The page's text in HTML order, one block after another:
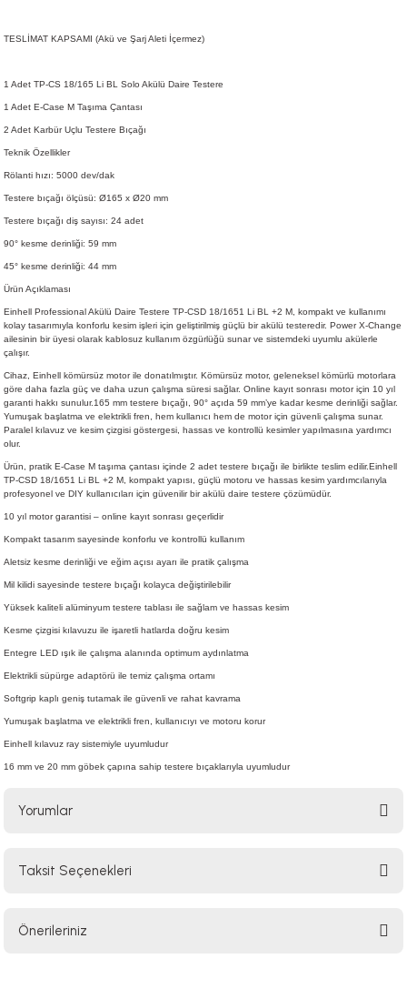
TESLİMAT KAPSAMI (Akü ve Şarj Aleti İçermez)
1 Adet TP-CS 18/165 Li BL Solo Akülü Daire Testere
1 Adet E-Case M Taşıma Çantası
2 Adet Karbür Uçlu Testere Bıçağı
Teknik Özellikler
Rölanti hızı: 5000 dev/dak
Testere bıçağı ölçüsü: Ø165 x Ø20 mm
Testere bıçağı diş sayısı: 24 adet
90° kesme derinliği: 59 mm
45° kesme derinliği: 44 mm
Ürün Açıklaması
Einhell Professional Akülü Daire Testere TP-CSD 18/1651 Li BL +2 M, kompakt ve kullanımı
kolay tasarımıyla konforlu kesim işleri için geliştirilmiş güçlü bir akülü testeredir. Power X-Change
ailesinin bir üyesi olarak kablosuz kullanım özgürlüğü sunar ve sistemdeki uyumlu akülerle
çalışır.
Cihaz, Einhell kömürsüz motor ile donatılmıştır. Kömürsüz motor, geleneksel kömürlü motorlara
göre daha fazla güç ve daha uzun çalışma süresi sağlar. Online kayıt sonrası motor için 10 yıl
garanti hakkı sunulur.165 mm testere bıçağı, 90° açıda 59 mm’ye kadar kesme derinliği sağlar.
Yumuşak başlatma ve elektrikli fren, hem kullanıcı hem de motor için güvenli çalışma sunar.
Paralel kılavuz ve kesim çizgisi göstergesi, hassas ve kontrollü kesimler yapılmasına yardımcı
olur.
Ürün, pratik E-Case M taşıma çantası içinde 2 adet testere bıçağı ile birlikte teslim edilir.Einhell
TP-CSD 18/1651 Li BL +2 M, kompakt yapısı, güçlü motoru ve hassas kesim yardımcılarıyla
profesyonel ve DIY kullanıcıları için güvenilir bir akülü daire testere çözümüdür.
10 yıl motor garantisi – online kayıt sonrası geçerlidir
Kompakt tasarım sayesinde konforlu ve kontrollü kullanım
Aletsiz kesme derinliği ve eğim açısı ayarı ile pratik çalışma
Mil kilidi sayesinde testere bıçağı kolayca değiştirilebilir
Yüksek kaliteli alüminyum testere tablası ile sağlam ve hassas kesim
Kesme çizgisi kılavuzu ile işaretli hatlarda doğru kesim
Entegre LED ışık ile çalışma alanında optimum aydınlatma
Elektrikli süpürge adaptörü ile temiz çalışma ortamı
Softgrip kaplı geniş tutamak ile güvenli ve rahat kavrama
Yumuşak başlatma ve elektrikli fren, kullanıcıyı ve motoru korur
Einhell kılavuz ray sistemiyle uyumludur
16 mm ve 20 mm göbek çapına sahip testere bıçaklarıyla uyumludur
Yorumlar
Bu ürüne ilk yorumu siz yapın!
Taksit Seçenekleri
Önerileriniz